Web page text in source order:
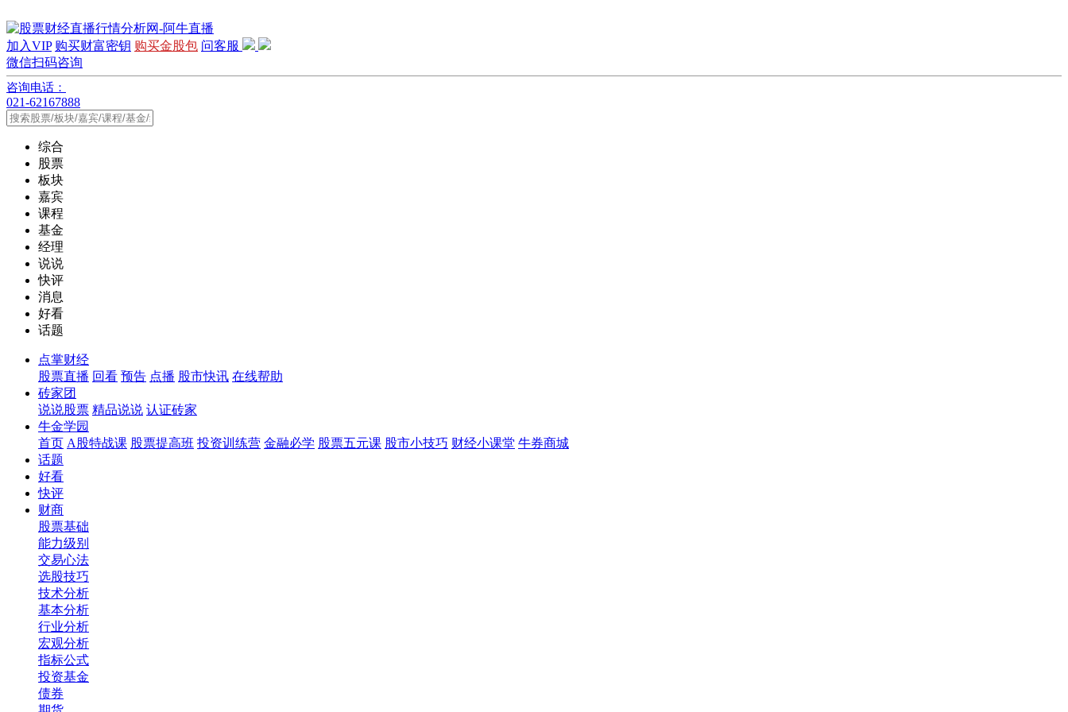
加入VIP 购买财富密钥 购买金股包 问客服
微信扫码咨询
咨询电话：
021-62167888
综合
股票
板块
嘉宾
课程
基金
经理
说说
快评
消息
好看
话题
点掌财经
股票直播 回看 预告 点播 股市快讯 在线帮助
砖家团
说说股票 精品说说 认证砖家
牛金学园
首页 A股特战课 股票提高班 投资训练营 金融必学 股票五元课 股市小技巧 财经小课堂 牛券商城
话题
好看
快评
财商
股票基础
能力级别
交易心法
选股技巧
技术分析
基本分析
行业分析
宏观分析
指标公式
投资基金
债券